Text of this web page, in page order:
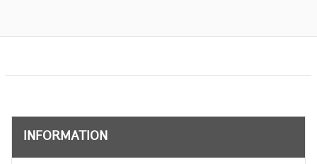
INFORMATION